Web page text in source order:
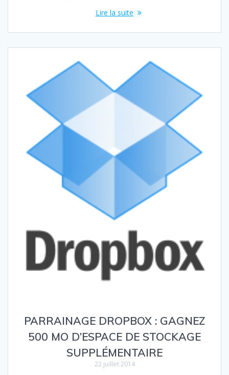
Lire la suite
PARRAINAGE DROPBOX : GAGNEZ
500 MO D’ESPACE DE STOCKAGE
SUPPLÉMENTAIRE
22 juillet 2014